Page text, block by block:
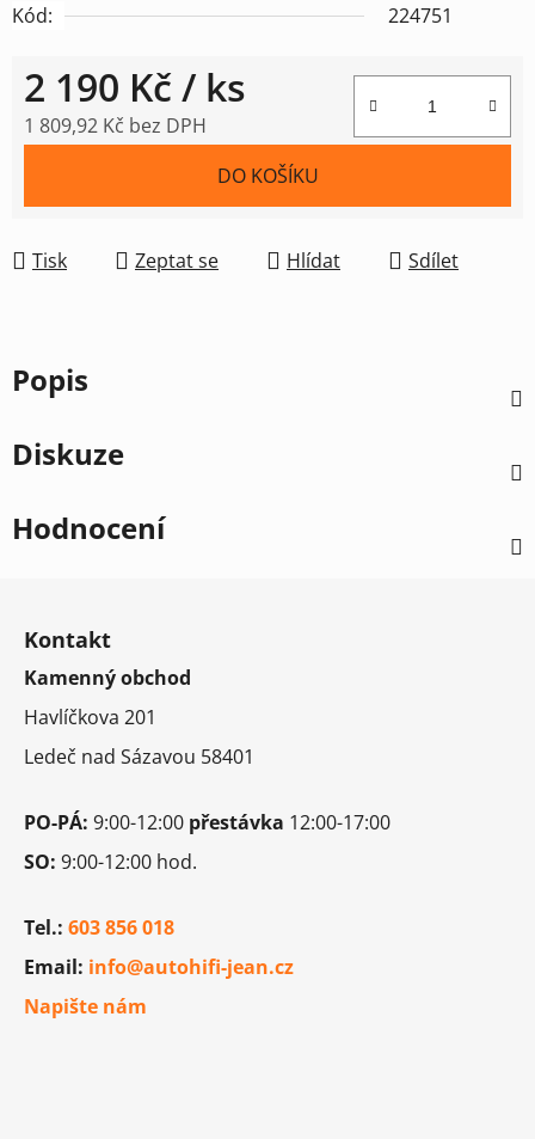
Kód:
224751
2 190 Kč / ks
1 809,92 Kč bez DPH
DO KOŠÍKU
Tisk Zeptat se Hlídat Sdílet
Popis
Diskuze
Hodnocení
Kontakt
Kamenný obchod
Havlíčkova 201
Ledeč nad Sázavou 58401
PO-PÁ: 9:00-12:00 přestávka 12:00-17:00
SO: 9:00-12:00 hod.
Tel.: 603 856 018
Email: info@autohifi-jean.cz
Napište nám